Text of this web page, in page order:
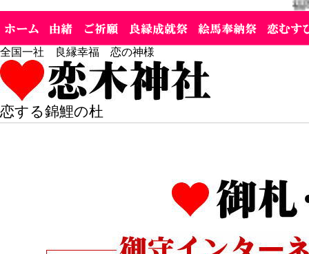
福岡県の恋の
全国一社 良縁幸福 恋の神様
恋する錦鯉の杜